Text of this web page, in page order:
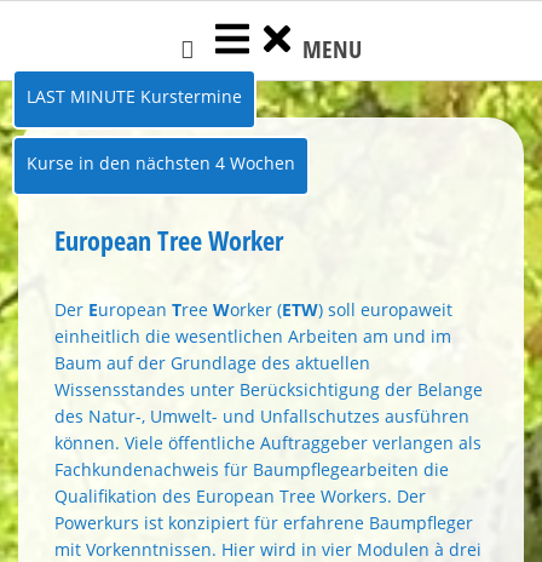
content
MENU
LAST MINUTE Kurstermine
Kurse in den nächsten 4 Wochen
European Tree Worker
Der European Tree Worker (ETW) soll europaweit
einheitlich die wesentlichen Arbeiten am und im
Baum auf der Grundlage des aktuellen
Wissensstandes unter Berücksichtigung der Belange
des Natur-, Umwelt- und Unfallschutzes ausführen
können. Viele öffentliche Auftraggeber verlangen als
Fachkundenachweis für Baumpflegearbeiten die
Qualifikation des European Tree Workers. Der
Powerkurs ist konzipiert für erfahrene Baumpfleger
mit Vorkenntnissen. Hier wird in vier Modulen à drei